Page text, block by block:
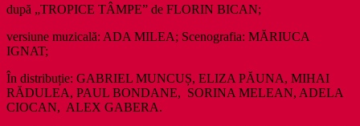
după „TROPICE TÂMPE” de FLORIN BICAN;
versiune muzicală: ADA MILEA; Scenografia: MĂRIUCA
IGNAT;
În distribuție: GABRIEL MUNCUȘ, ELIZA PĂUNA, MIHAI
RĂDULEA, PAUL BONDANE, SORINA MELEAN, ADELA
CIOCAN, ALEX GABERA.